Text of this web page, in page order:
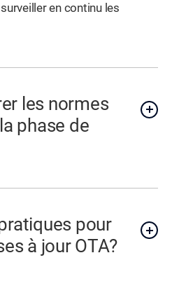
en continu les
les normes
phase de
pour
à jour OTA?